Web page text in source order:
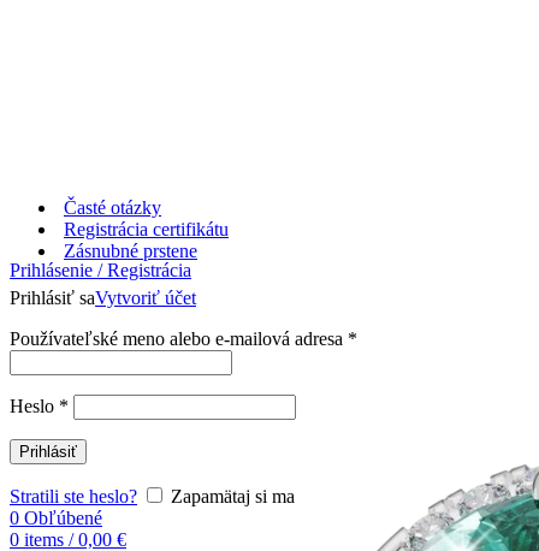
Časté otázky
Registrácia certifikátu
Prihlásenie / Registrácia
Prihlásiť saVytvoriť účet
Používateľské meno alebo e-mailová adresa *
Heslo *
Prihlásiť
Stratili ste heslo?
Zapamätaj si ma
0 Obľúbené
0 items / 0,00 €
Zásnubné prstene